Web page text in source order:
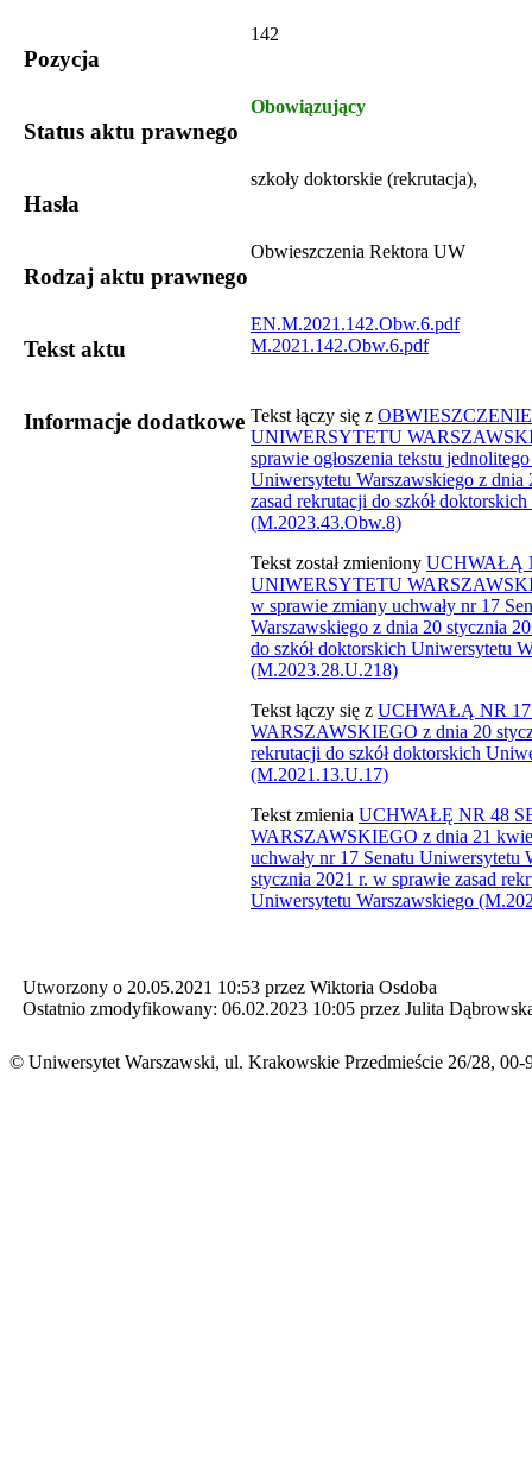
Pozycja
142
Status aktu prawnego
Obowiązujący
Hasła
szkoły doktorskie (rekrutacja),
Rodzaj aktu prawnego
Obwieszczenia Rektora UW
Tekst aktu
EN.M.2021.142.Obw.6.pdf
M.2021.142.Obw.6.pdf
Informacje dodatkowe ​Tekst łączy się z
UNIWERSYTETU
sprawie ogłoszenia tekstu
Uniwersytetu Warszawskiego z dnia
zasad rekrutacji do szkół
(M.2023.43.Obw.8)
Tekst został zmieniony UCHWAŁĄ
UNIWERSYTETU
w sprawie zmiany uchwały nr 17
Warszawskiego z dnia 20 stycznia
do szkół doktorskich Uniwersytetu
(M.2023.28.U.218)
Tekst łączy się z UCHWAŁĄ NR
WARSZAWSKIEGO z dnia 20
rekrutacji do szkół doktorskich
(M.2021.​13.U.17)
Tekst zmienia UCHWAŁĘ NR 48
WARSZAWSKIEGO z dnia 21
uchwały nr 17 Senatu Uniwersytetu
stycznia 2021 r. w sprawie zasad
Uniwersytetu Warszawskiego
Utworzony o 20.05.2021 10:53 przez Wiktoria Osdoba
Ostatnio zmodyfikowany: 06.02.2023 10:05 przez Julita
© Uniwersytet Warszawski, ul. Krakowskie Przedmieście 26/28, 00-